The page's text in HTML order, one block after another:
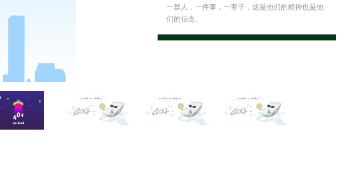
一群人，一件事，一辈子，这是他们的精神也是他
们的信念。